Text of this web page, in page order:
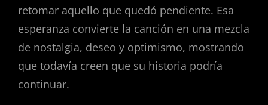
retomar aquello que quedó pendiente. Esa
esperanza convierte la canción en una mezcla
de nostalgia, deseo y optimismo, mostrando
que todavía creen que su historia podría
continuar.